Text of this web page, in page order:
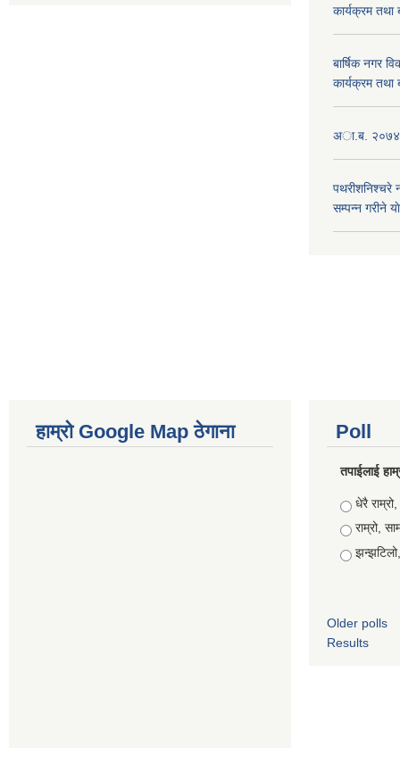
कार्यक्रम
बार्षिक नगर
कार्यक्रम
अा.ब. २०७४/
सम्पन्न गरीने
हाम्रो Google Map ठेगाना Poll
तपाईलाई
Choices
धेरै
राम्रो,
Older polls
Results